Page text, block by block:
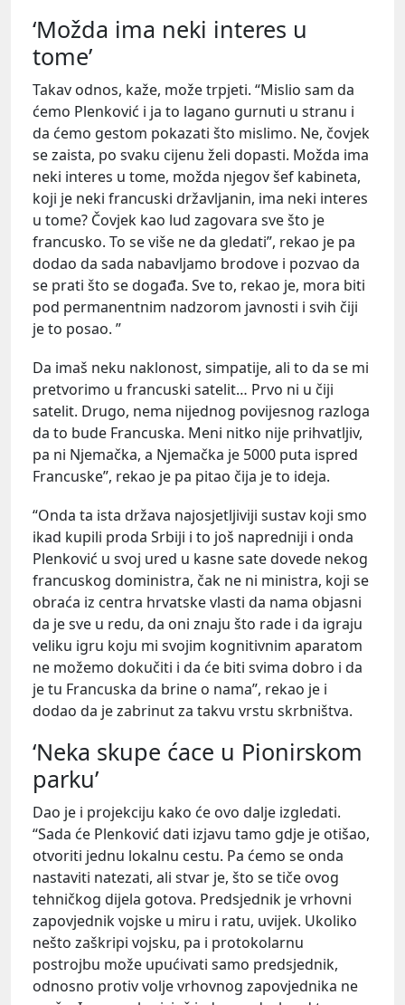
‘Možda ima neki interes u
tome’
Takav odnos, kaže, može trpjeti. “Mislio sam da
ćemo Plenković i ja to lagano gurnuti u stranu i
da ćemo gestom pokazati što mislimo. Ne, čovjek
se zaista, po svaku cijenu želi dopasti. Možda ima
neki interes u tome, možda njegov šef kabineta,
koji je neki francuski državljanin, ima neki interes
u tome? Čovjek kao lud zagovara sve što je
francusko. To se više ne da gledati”, rekao je pa
dodao da sada nabavljamo brodove i pozvao da
se prati što se događa. Sve to, rekao je, mora biti
pod permanentnim nadzorom javnosti i svih čiji
je to posao. ”
Da imaš neku naklonost, simpatije, ali to da se mi
pretvorimo u francuski satelit… Prvo ni u čiji
satelit. Drugo, nema nijednog povijesnog razloga
da to bude Francuska. Meni nitko nije prihvatljiv,
pa ni Njemačka, a Njemačka je 5000 puta ispred
Francuske”, rekao je pa pitao čija je to ideja.
“Onda ta ista država najosjetljiviji sustav koji smo
ikad kupili proda Srbiji i to još napredniji i onda
Plenković u svoj ured u kasne sate dovede nekog
francuskog doministra, čak ne ni ministra, koji se
obraća iz centra hrvatske vlasti da nama objasni
da je sve u redu, da oni znaju što rade i da igraju
veliku igru koju mi svojim kognitivnim aparatom
ne možemo dokučiti i da će biti svima dobro i da
je tu Francuska da brine o nama”, rekao je i
dodao da je zabrinut za takvu vrstu skrbništva.
‘Neka skupe ćace u Pionirskom
parku’
Dao je i projekciju kako će ovo dalje izgledati.
“Sada će Plenković dati izjavu tamo gdje je otišao,
otvoriti jednu lokalnu cestu. Pa ćemo se onda
nastaviti natezati, ali stvar je, što se tiče ovog
tehničkog dijela gotova. Predsjednik je vrhovni
zapovjednik vojske u miru i ratu, uvijek. Ukoliko
nešto zaškripi vojsku, pa i protokolarnu
postrojbu može upućivati samo predsjednik,
odnosno protiv volje vrhovnog zapovjednika ne